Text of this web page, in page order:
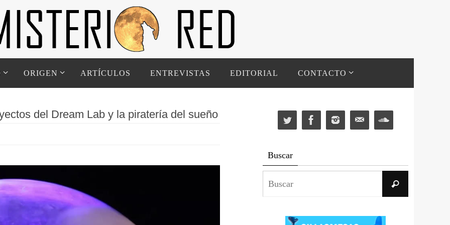
ORIGEN ARTÍCULOS ENTREVISTAS EDITORIAL CONTACTO
del Dream Lab y la piratería del sueño
Buscar
Buscar